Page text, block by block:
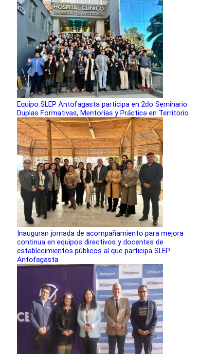
Equipo SLEP Antofagasta participa en 2do Seminario
Duplas Formativas, Mentorías y Práctica en Territorio
Inauguran jornada de acompañamiento para mejora
continua en equipos directivos y docentes de
establecimientos públicos al que participa SLEP
Antofagasta